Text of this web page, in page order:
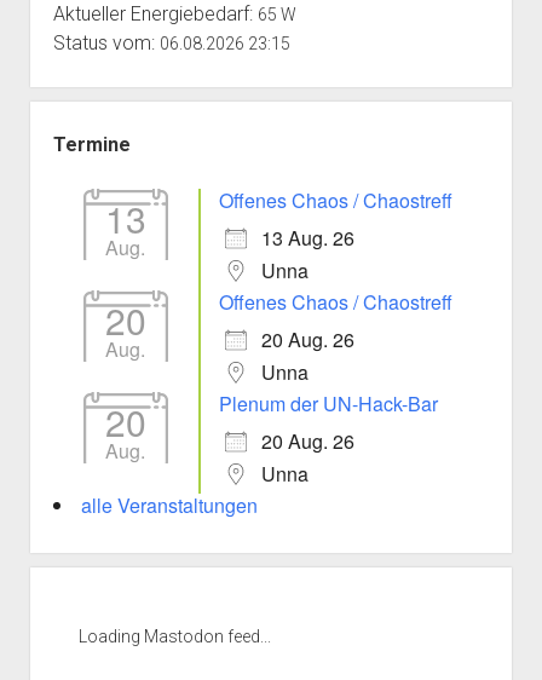
Aktueller Energiebedarf: 65 W
Status vom: 06.08.2026 23:15
Termine
13
Aug.
Offenes Chaos / Chaostreff
13 Aug. 26
Unna
20
Aug.
Offenes Chaos / Chaostreff
20 Aug. 26
Unna
20
Aug.
Plenum der UN-Hack-Bar
20 Aug. 26
Unna
alle Veranstaltungen
Loading Mastodon feed...